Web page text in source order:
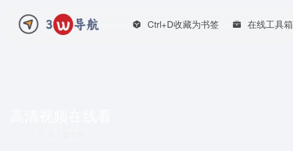
Ctrl+D收藏为书签 在线工具箱